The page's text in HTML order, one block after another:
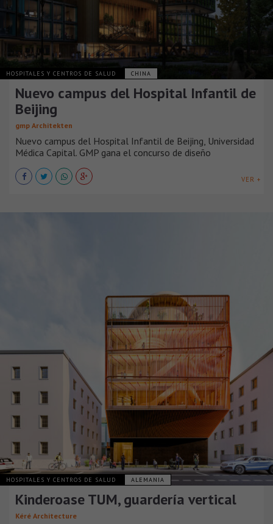
HOSPITALES Y CENTROS DE SALUD CHINA
Nuevo campus del Hospital Infantil de
Beijing
gmp Architekten
Nuevo campus del Hospital Infantil de Beijing, Universidad
Médica Capital. GMP gana el concurso de diseño
VER +
HOSPITALES Y CENTROS DE SALUD ALEMANIA
Kinderoase TUM, guardería vertical
Kéré Architecture